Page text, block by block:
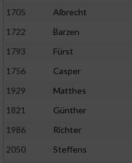
1705
Albrecht
1722
Barzen
1793
Fürst
1756
Casper
1929
Matthes
1821
Günther
1986
Richter
2050
Steffens